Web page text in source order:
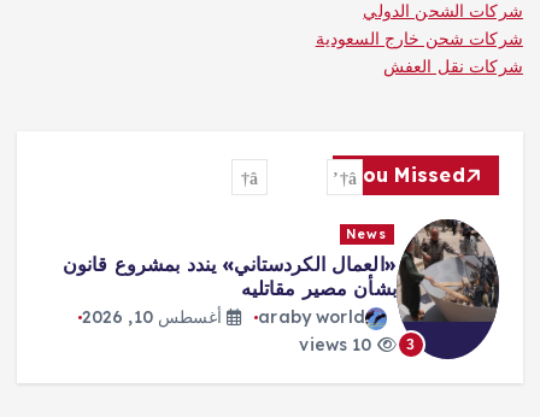
شركات الشحن الدولي
شركات شحن خارج السعودية
شركات نقل العفش
You Missed
3
News
«العمال الكردستاني» يندد بمشروع قانون
بشأن مصير مقاتليه
araby world
أغسطس 10, 2026